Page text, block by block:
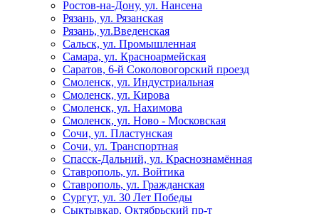
Ростов-на-Дону, ул. Нансена
Рязань, ул. Рязанская
Рязань, ул.Введенская
Сальск, ул. Промышленная
Самара, ул. Красноармейская
Саратов, 6-й Соколовогорский проезд
Смоленск, ул. Индустриальная
Смоленск, ул. Кирова
Смоленск, ул. Нахимова
Смоленск, ул. Ново - Московская
Сочи, ул. Пластунская
Сочи, ул. Транспортная
Спасск-Дальний, ул. Краснознамённая
Ставрополь, ул. Войтика
Ставрополь, ул. Гражданская
Сургут, ул. 30 Лет Победы
Сыктывкар, Октябрьский пр-т